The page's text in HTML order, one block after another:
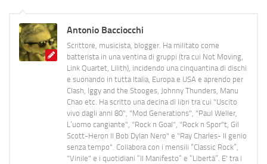
Antonio Bacciocchi
Scrittore, musicista, blogger. Ha militato come
batterista in una ventina di gruppi (tra cui Not Moving,
Link Quartet, Lilith), incidendo una cinquantina di dischi
e suonando in tutta Italia, Europa e USA e aprendo per
Clash, Iggy and the Stooges, Johnny Thunders, Manu
Chao etc. Ha scritto una decina di libri tra cui "Uscito
vivo dagli anni 80", "Mod Generations", "Paul Weller,
L’uomo cangiante", "Rock n Goal", "Rock n Spor"t, Gil
Scott-Heron Il Bob Dylan Nero" e "Ray Charles- Il genio
senza tempo". Collabora con i mensili “Classic Rock”,
"Vinile" e i quotidiani “Il Manifesto” e “Libertà”. E' tra i